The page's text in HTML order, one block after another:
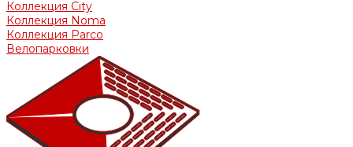
Коллекция City
Коллекция Noma
Коллекция Parco
Велопарковки